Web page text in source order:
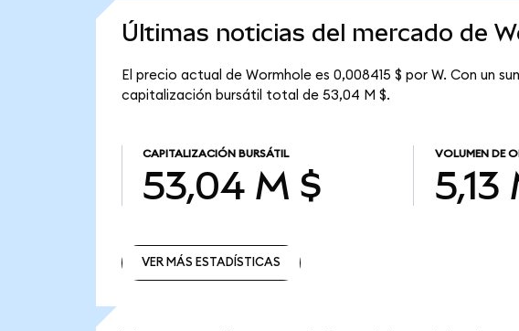
Últimas noticias del mercado de
El precio actual de Wormhole es 0,008415 $ por W. Con un
capitalización bursátil total de 53,04 M $.
CAPITALIZACIÓN BURSÁTIL
53,04 M $
VOLUMEN DE
5,13
VER MÁS ESTADÍSTICAS